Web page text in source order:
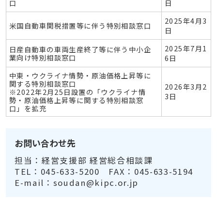
口 日
米国自動車関税措置等に伴う特別相談窓口
2025年4月3
日
日産自動車の車両生産終了等に伴う中小企
業向け特別相談窓口
2025年7月1
6日
中東・ウクライナ情勢・原油価格上昇等に
関する特別相談窓口
※2022年2月25日設置の「ウクライナ情
勢・原油価格上昇等に関する特別相談窓
口」を拡充
2026年3月2
3日
お問い合わせ先
担当：経営支援部 経営総合相談課
TEL：045-633-5200 FAX：045-633-5194
E-mail：soudan@kipc.or.jp